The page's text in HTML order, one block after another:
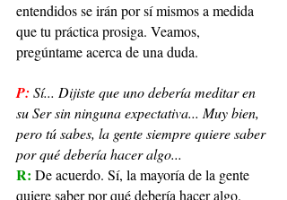
entendidos se irán por sí mismos a medida
que tu práctica prosiga. Veamos,
pregúntame acerca de una duda.
P: Sí... Dijiste que uno debería meditar en
su Ser sin ninguna expectativa... Muy bien,
pero tú sabes, la gente siempre quiere saber
por qué debería hacer algo...
R: De acuerdo. Sí, la mayoría de la gente
quiere saber por qué debería hacer algo.